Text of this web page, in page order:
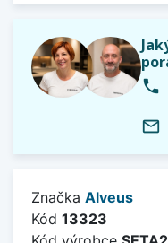
phone
mail_outline
Značka Alveus
Kód 13323